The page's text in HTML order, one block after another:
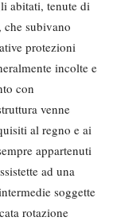
abitati, tenute di
subivano
protezioni
incolte e
con
venne
al regno e ai
appartenuti
ad una
soggette
rotazione